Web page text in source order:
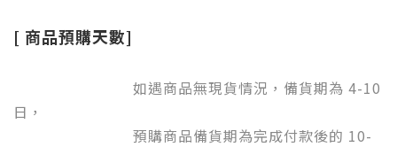
[ 商品預購天數]
如遇商品無現貨情況 ，備貨期為 4-10
日，
預購商品備貨期為完成付款後的 10-